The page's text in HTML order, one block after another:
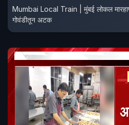
Mumbai Local Train | मुंबई लोकल
गोवंडीतून अटक